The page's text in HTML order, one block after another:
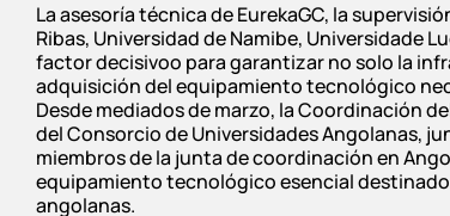
La asesoría técnica de EurekaGC, la
Ribas, Universidad de Namibe, Universidade
factor decisivoo para garantizar no solo la
adquisición del equipamiento tecnológico
Desde mediados de marzo, la Coordinación
del Consorcio de Universidades Angolanas,
miembros de la junta de coordinación en
equipamiento tecnológico esencial
angolanas.